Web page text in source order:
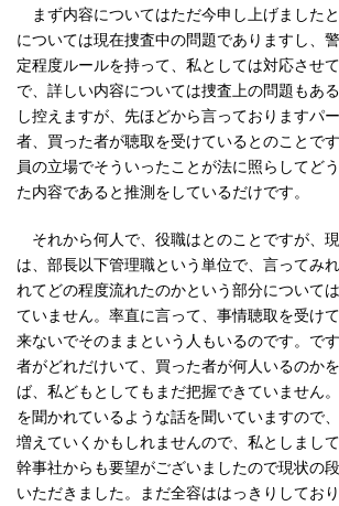
まず内容についてはただ今申し上げました
については現在捜査中の問題でありますし、
定程度ルールを持って、私としては対応させ
で、詳しい内容については捜査上の問題もあ
し控えますが、先ほどから言っておりますパ
者、買った者が聴取を受けているとのことで
員の立場でそういったことが法に照らしてど
た内容であると推測をしているだけです。
それから何人で、役職はとのことですが、
は、部長以下管理職という単位で、言ってみ
れてどの程度流れたのかという部分について
ていません。率直に言って、事情聴取を受け
来ないでそのままという人もいるのです。で
者がどれだけいて、買った者が何人いるのか
ば、私どもとしてもまだ把握できていません
を聞かれているような話を聞いていますので
増えていくかもしれませんので、私としまして
幹事社からも要望がございましたので現状の
いただきました。まだ全容ははっきりしており